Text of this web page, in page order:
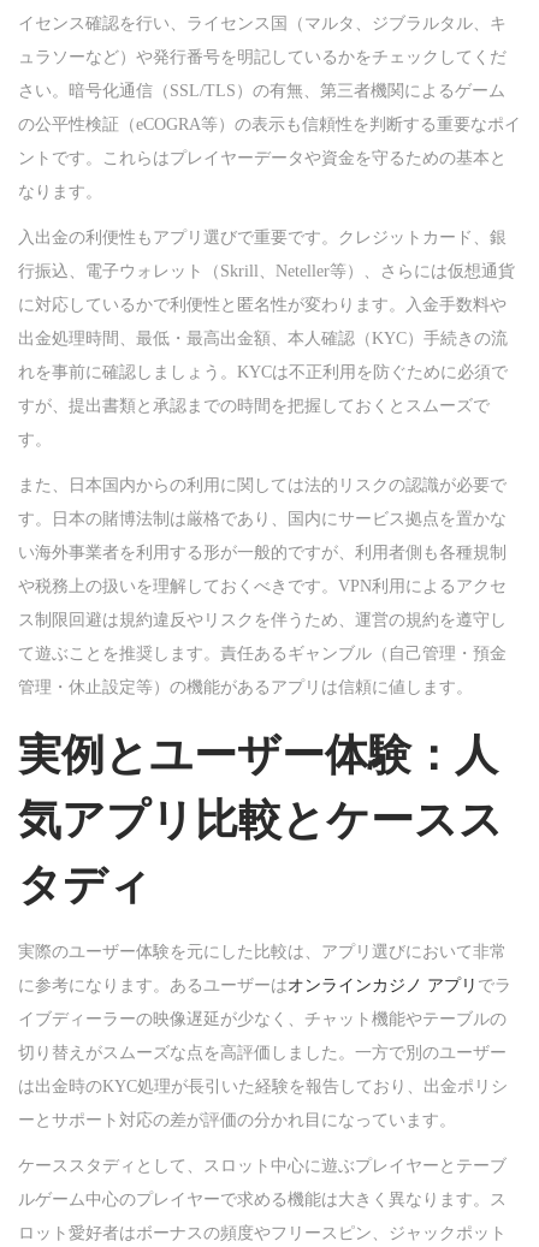
イセンス確認を行い、ライセンス国（マルタ、ジブラルタル、キ
ュラソーなど）や発行番号を明記しているかをチェックしてくだ
さい。暗号化通信（SSL/TLS）の有無、第三者機関によるゲーム
の公平性検証（eCOGRA等）の表示も信頼性を判断する重要なポイ
ントです。これらはプレイヤーデータや資金を守るための基本と
なります。
入出金の利便性もアプリ選びで重要です。クレジットカード、銀
行振込、電子ウォレット（Skrill、Neteller等）、さらには仮想通貨
に対応しているかで利便性と匿名性が変わります。入金手数料や
出金処理時間、最低・最高出金額、本人確認（KYC）手続きの流
れを事前に確認しましょう。KYCは不正利用を防ぐために必須で
すが、提出書類と承認までの時間を把握しておくとスムーズで
す。
また、日本国内からの利用に関しては法的リスクの認識が必要で
す。日本の賭博法制は厳格であり、国内にサービス拠点を置かな
い海外事業者を利用する形が一般的ですが、利用者側も各種規制
や税務上の扱いを理解しておくべきです。VPN利用によるアクセ
ス制限回避は規約違反やリスクを伴うため、運営の規約を遵守し
て遊ぶことを推奨します。責任あるギャンブル（自己管理・預金
管理・休止設定等）の機能があるアプリは信頼に値します。
実例とユーザー体験：人
気アプリ比較とケースス
タディ
実際のユーザー体験を元にした比較は、アプリ選びにおいて非常
に参考になります。あるユーザーはオンラインカジノ アプリ でラ
イブディーラーの映像遅延が少なく、チャット機能やテーブルの
切り替えがスムーズな点を高評価しました。一方で別のユーザー
は出金時のKYC処理が長引いた経験を報告しており、出金ポリシ
ーとサポート対応の差が評価の分かれ目になっています。
ケーススタディとして、スロット中心に遊ぶプレイヤーとテーブ
ルゲーム中心のプレイヤーで求める機能は大きく異なります。ス
ロット愛好者はボーナスの頻度やフリースピン、ジャックポット